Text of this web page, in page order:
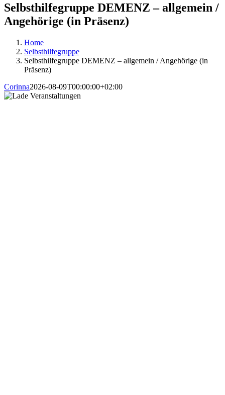
Selbsthilfegruppe DEMENZ – allgemein /
Angehörige (in Präsenz)
Home
Selbsthilfegruppe
Selbsthilfegruppe DEMENZ – allgemein / Angehörige (in
Präsenz)
Corinna2026-08-09T00:00:00+02:00